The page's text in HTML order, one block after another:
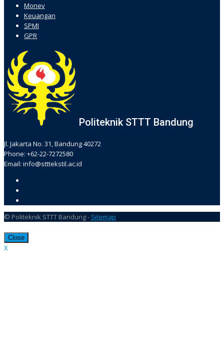
Monev
Keuangan
SPMI
GPR
Politeknik STTT Bandung
Jl. Jakarta No. 31, Bandung 40272
Phone: +62-22-7272580
Email: info@stttekstil.ac.id
© Politeknik STTT Bandung - Sitemap
Close
X